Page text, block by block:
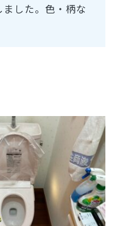
した。色・柄な